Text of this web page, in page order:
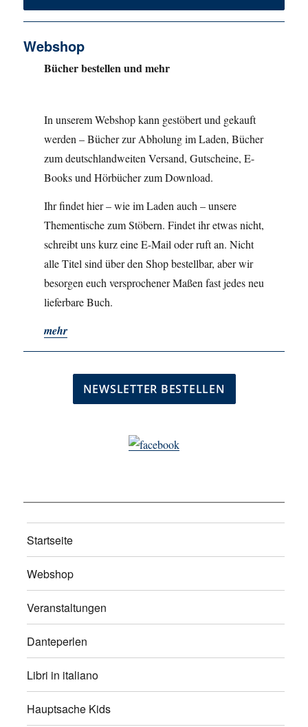
Webshop
Bücher bestellen und mehr
In unserem Webshop kann gestöbert und gekauft
werden – Bücher zur Abholung im Laden, Bücher
zum deutschlandweiten Versand, Gutscheine, E-
Books und Hörbücher zum Download.
Ihr findet hier – wie im Laden auch – unsere
Thementische zum Stöbern. Findet ihr etwas nicht,
schreibt uns kurz eine E-Mail oder ruft an. Nicht
alle Titel sind über den Shop bestellbar, aber wir
besorgen euch versprochener Maßen fast jedes neu
lieferbare Buch.
mehr
Startseite
Webshop
Veranstaltungen
Danteperlen
Libri in italiano
Hauptsache Kids